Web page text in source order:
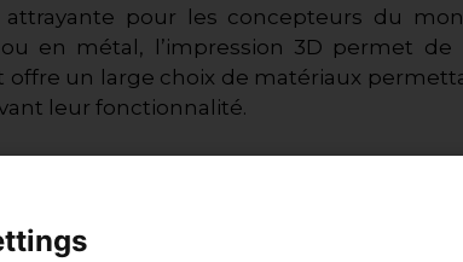
attrayante pour les concepteurs du
en métal, l’impression 3D permet de
offre un large choix de matériaux
leur fonctionnalité.
,